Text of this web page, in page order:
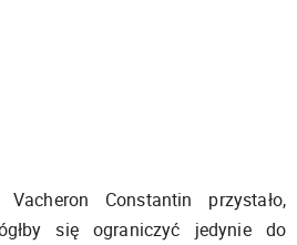
Constantin przystało,
się ograniczyć jedynie do